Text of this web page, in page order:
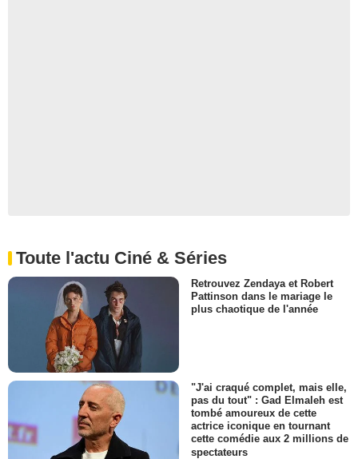
Toute l'actu Ciné & Séries
Retrouvez Zendaya et Robert
Pattinson dans le mariage le
plus chaotique de l'année
"J'ai craqué complet, mais elle,
pas du tout" : Gad Elmaleh est
tombé amoureux de cette
actrice iconique en tournant
cette comédie aux 2 millions de
spectateurs